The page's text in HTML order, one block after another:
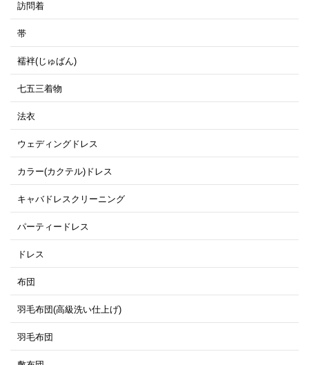
訪問着
帯
襦袢(じゅばん)
七五三着物
法衣
ウェディングドレス
カラー(カクテル)ドレス
キャバドレスクリーニング
パーティードレス
ドレス
布団
羽毛布団(高級洗い仕上げ)
羽毛布団